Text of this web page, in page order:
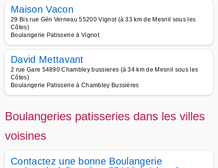
Maison Vacon
29 Bis rue Gén Verneau 55200 Vignot (à 33 km de Mesnil sous les
Côtes)
Boulangerie Patisserie à Vignot
David Mettavant
2 rue Gare 54890 Chambley bussieres (à 34 km de Mesnil sous les
Côtes)
Boulangerie Patisserie à Chambley Bussières
Boulangeries patisseries dans les villes
voisines
Contactez une bonne Boulangerie